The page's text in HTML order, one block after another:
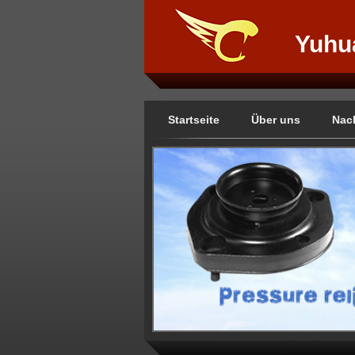
Startseite Über uns